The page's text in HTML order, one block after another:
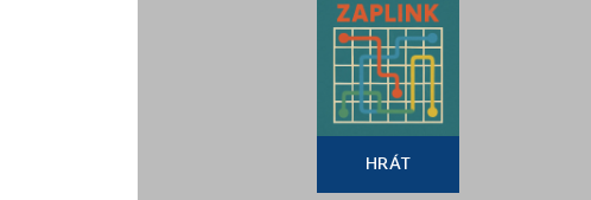
HRÁT